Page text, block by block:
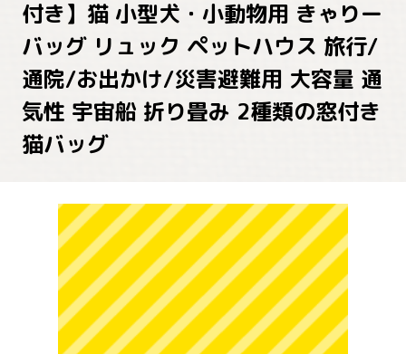
付き】猫 小型犬・小動物用 きゃりー
バッグ リュック ペットハウス 旅行/
通院/お出かけ/災害避難用 大容量 通
気性 宇宙船 折り畳み 2種類の窓付き
猫バッグ